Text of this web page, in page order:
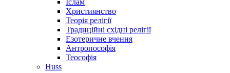
Іслам
Християнство
Теорія релігії
Традиційні східні релігії
Езотеричне вчення
Антропософія
Теософія
Huss